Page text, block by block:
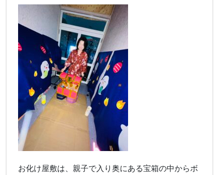
お化け屋敷は、親子で入り奥にある宝箱の中からボ